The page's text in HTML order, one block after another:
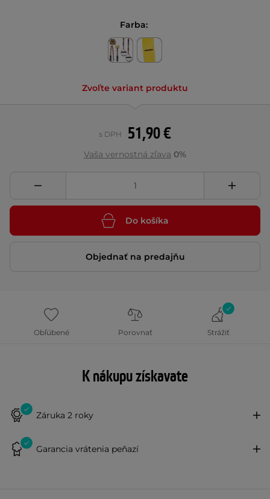
Farba:
Zvoľte variant produktu
51,90 €
s DPH
Vaša vernostná zľava 0%
Do košíka
Objednať na predajňu
Obľúbené Porovnať Strážiť
K nákupu získavate
Záruka 2 roky
Garancia vrátenia peňazí